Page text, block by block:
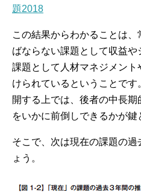
題2018
この結果からわかることは
ばならない課題として収益
課題として人材マネジメン
けられているということで
開する上では、後者の中長
をいかに前倒しできるかが鍵
そこで、次は現在の課題の
ょう。